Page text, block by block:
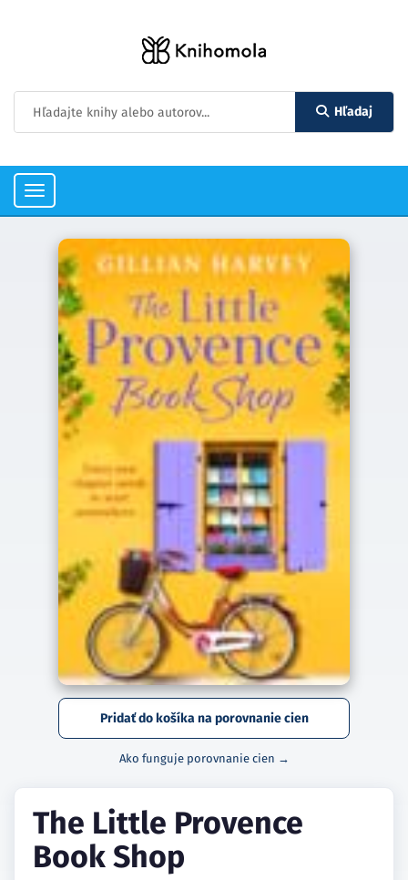
Hľadaj
Toggle
navigation
Pridať do košíka na porovnanie cien
Ako funguje porovnanie cien →
The Little Provence
Book Shop